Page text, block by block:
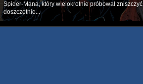
Spider-Mana, który wielokrotnie próbował zniszczyć
doszczętnie...